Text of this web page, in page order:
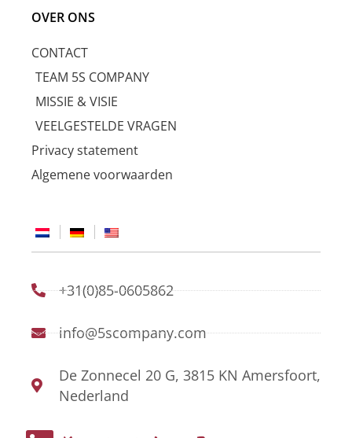
OVER ONS
CONTACT
TEAM 5S COMPANY
MISSIE & VISIE
VEELGESTELDE VRAGEN
Privacy statement
Algemene voorwaarden
+31(0)85-0605862
info@5scompany.com
De Zonnecel 20 G, 3815 KN Amersfoort,
Nederland